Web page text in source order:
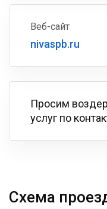
Веб-сайт
nivaspb.ru
Просим
услуг по
Схема